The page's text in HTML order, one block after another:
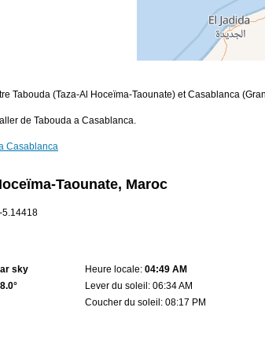
Tabouda (Taza-Al Hoceïma-Taounate) et Casablanca
de Tabouda a Casablanca.
Casablanca
Taounate, Maroc
5.14418
sky
Heure locale: 04:49 AM
Lever du soleil: 06:34 AM
Coucher du soleil: 08:17 PM